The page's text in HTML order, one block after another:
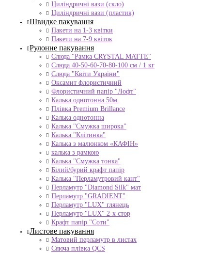
Циліндричні вази (скло)
Циліндричні вази (пластик)
Швидке пакування
Пакети на 1-3 квітки
Пакети на 7-9 квіток
Рулонне пакування
Слюда "Рамка CRYSTAL MATTE"
Слюда 40-50-60-70-80-100 см / 1 кг
Слюда "Квіти України"
Оксамит флористичний
Флористичний папір "Лофт"
Калька однотонна 50м.
Плівка Premium Brillance
Калька однотонна
Калька "Смужка широка"
Калька "Клітинка"
Калька з малюнком «КАФІН»
калька з рамкою
Калька "Смужка тонка"
Білий/бурий крафт папір
Калька "Перламутровий кант"
Перламутр "Diamond Silk" мат
Перламутр "GRADIENT"
Перламутр "LUX" глянець
Перламутр "LUX" 2-х стор
Крафт папір "Соти"
Листове пакування
Матовий перламутр в листах
Сяюча плівка QCS